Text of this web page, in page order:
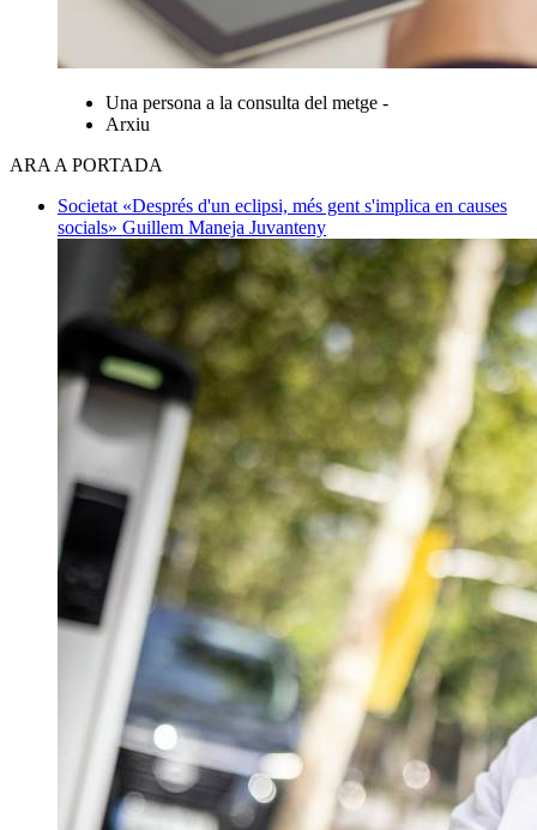
Una persona a la consulta del metge -
Arxiu
ARA A PORTADA
Societat «Després d'un eclipsi, més gent s'implica en causes
socials» Guillem Maneja Juvanteny